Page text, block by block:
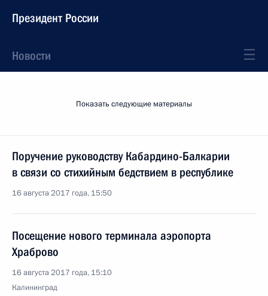
Президент России
Новости
Показать следующие материалы
Поручение руководству Кабардино-Балкарии
в связи со стихийным бедствием в республике
16 августа 2017 года, 15:50
Посещение нового терминала аэропорта
Храброво
16 августа 2017 года, 15:10
Калининград